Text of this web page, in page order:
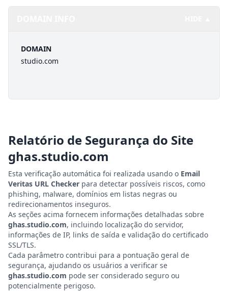
DOMAIN
studio.com
Relatório de Segurança do Site
ghas.studio.com
Esta verificação automática foi realizada usando o Email
Veritas URL Checker para detectar possíveis riscos, como
phishing, malware, domínios em listas negras ou
redirecionamentos inseguros.
As seções acima fornecem informações detalhadas sobre
ghas.studio.com, incluindo localização do servidor,
informações de IP, links de saída e validação do certificado
SSL/TLS.
Cada parâmetro contribui para a pontuação geral de
segurança, ajudando os usuários a verificar se
ghas.studio.com pode ser considerado seguro ou
potencialmente perigoso.